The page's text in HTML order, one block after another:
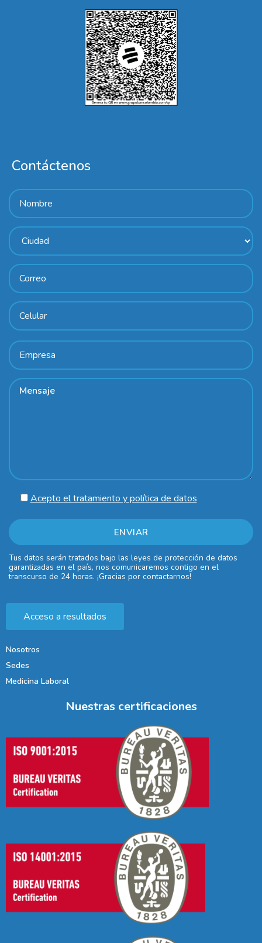
Contáctenos
Acepto el tratamiento y política de datos
Tus datos serán tratados bajo las leyes de protección de datos
garantizadas en el país, nos comunicaremos contigo en el
transcurso de 24 horas. ¡Gracias por contactarnos!
Acceso a resultados
Nosotros
Sedes
Medicina Laboral
Nuestras certificaciones